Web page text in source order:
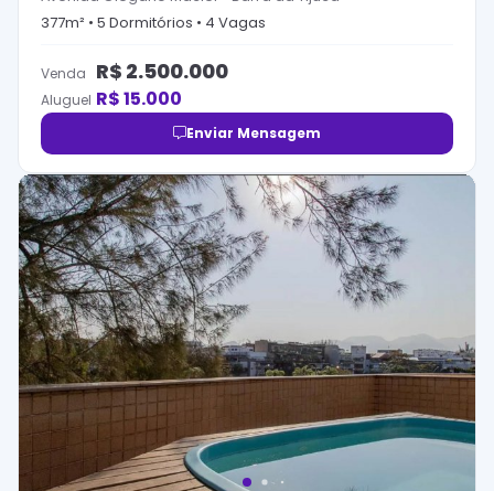
377m² • 5 Dormitórios • 4 Vagas
Venda R$ 2.500.000
Aluguel R$15.000
Enviar Mensagem